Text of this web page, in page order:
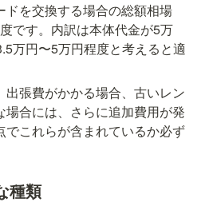
ドを交換する場合の総額相場
です。内訳は本体代金が5万
万円〜5万円程度と考えると適
張費がかかる場合、古いレン
場合には、さらに追加費用が発
でこれらが含まれているか必ず
種類